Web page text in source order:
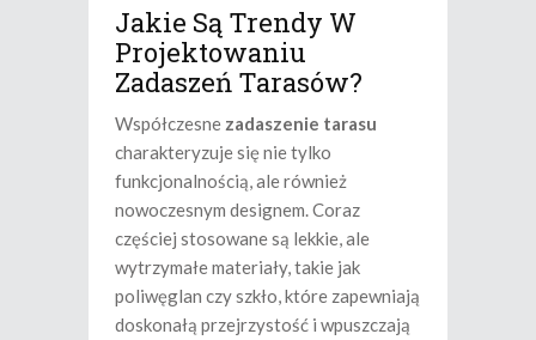
Jakie Są Trendy W
Projektowaniu
Zadaszeń Tarasów?
Współczesne zadaszenie tarasu
charakteryzuje się nie tylko
funkcjonalnością, ale również
nowoczesnym designem. Coraz
częściej stosowane są lekkie, ale
wytrzymałe materiały, takie jak
poliwęglan czy szkło, które zapewniają
doskonałą przejrzystość i wpuszczają